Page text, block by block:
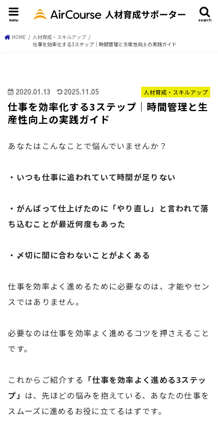
search
menu
HOME
人材育成・スキルアップ
仕事を効率化する3ステップ｜時間管理と生産性向上の実践ガイド
人材育成・スキルアップ
2020.01.13 2025.11.05
仕事を効率化する3ステップ｜時間管理と生
産性向上の実践ガイド
あなたはこんなことで悩んでいませんか？
・いつも仕事に追われていて時間が足りない
・がんばって仕上げたのに「やり直し」と言われて落
ち込むことが最近何度もあった
・〆切に間に合わないことがよくある
仕事を効率よく進めるために必要なのは、才能やセン
スではありません。
必要なのは仕事を効率よく進めるコツを押さえること
です。
これからご紹介する 「仕事を効率よく進める3ステッ
プ」 は、先ほどの悩みを抱えている、あなたの仕事を
スムーズに進めるお役に立てるはずです。